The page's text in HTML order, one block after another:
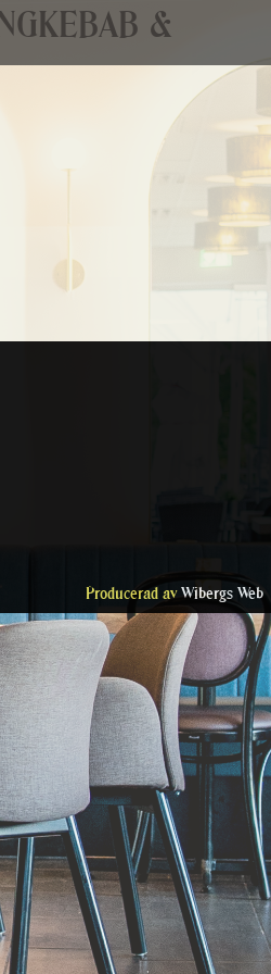
&
Producerad avWibergs Web